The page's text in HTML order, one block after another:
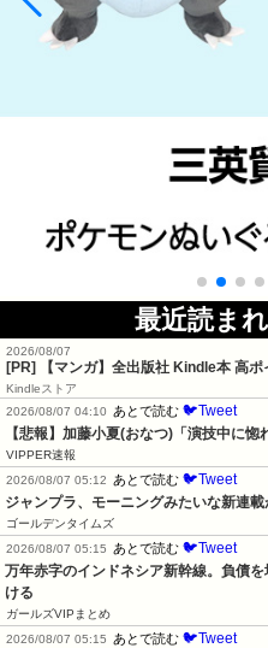
最近読ま
2026/08/07
[PR] 【マンガ】全出版社 Kindle本 高
Kindleストア
2026/08/07 04:10
あとで読む 🐦Tweet
【悲報】加藤小夏(おなつ)「演技中に惚
VIPPER速報
2026/08/07 05:12
あとで読む 🐦Tweet
ジャンプラ、モーニングみたいな新連
ゴールデンタイムズ
2026/08/07 05:15
あとで読む 🐦Tweet
万年赤字のインドネシア新幹線。負債
ける
ガールズVIPまとめ
2026/08/07 05:15
あとで読む 🐦Tweet